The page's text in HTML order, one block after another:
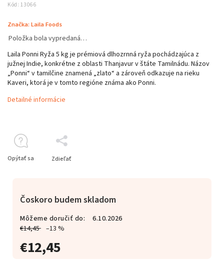
Kód: 13066
Značka: Laila Foods
€14,45 –13 %
€12,45
Čoskoro budem skladom
Môžeme doručiť do: 6.10.2026
Položka bola vypredaná…
Laila Ponni Ryža 5 kg je prémiová dlhozrnná ryža pochádzajúca z
južnej Indie, konkrétne z oblasti Thanjavur v štáte Tamilnádu. Názov
„Ponni“ v tamilčine znamená „zlato“ a zároveň odkazuje na rieku
Kaveri, ktorá je v tomto regióne známa ako Ponni.
Detailné informácie
Opýtať sa Zdieľať